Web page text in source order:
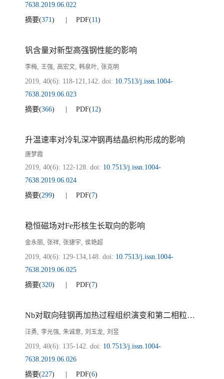
7638.2019.06.022
摘要(371) PDF(11)
钒含量对新型高强钢性能的影响
李梅, 王强, 高宏文, 韩泉叶, 张克明
2019, 40(6): 118-121,142. doi: 10.7513/j.issn.1004-
7638.2019.06.023
摘要(366) PDF(12)
升温速率对冷轧深冲钢再结晶织构形成的影响
唐梦霞
2019, 40(6): 122-128. doi: 10.7513/j.issn.1004-
7638.2019.06.024
摘要(299) PDF(7)
稳恒磁场对Fe形核生长取向的影响
金永丽, 张祥, 张捷宇, 侯艳超
2019, 40(6): 129-134,148. doi: 10.7513/j.issn.1004-
7638.2019.06.025
摘要(320) PDF(7)
Nb对取向硅钢再加热过程组织演变和第二相粒子析出的影响
汪勇, 李光强, 朱诚意, 刘玉龙, 刘昱
2019, 40(6): 135-142. doi: 10.7513/j.issn.1004-
7638.2019.06.026
摘要(227) PDF(6)